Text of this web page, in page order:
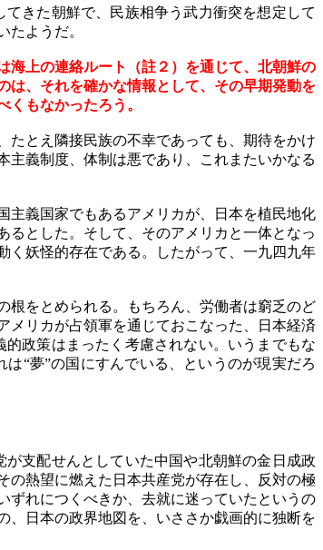
きた朝鮮で、民族相争う武力衝突を想定して
たようだ。
海上の連絡ルート（註２）を通じて、北朝鮮の
、それを確かな情報として、その早期発動を
もなかったろう。
とえ隣接民族の不幸であっても、期待をかけ
主義制度、体制は悪であり、これまたいかなる
義国家でもあるアメリカが、日本を植民地化
るとした。そして、そのアメリカと一体となっ
く妖怪的存在である。したがって、一九四九年
をとめられる。もちろん、労働者は窮乏のど
リカが占領軍を通じておこなった、日本経済
政策はまったく考慮されない。いうまでもな
“夢”の国にすんでいる、というのが現実だろ
支配せんとしていた中国や北朝鮮の金日成政
の熱望に燃えた日本共産党が存在し、反対の極
ずれにつくべきか、去就に迷っていたというの
、日本の政界地図を、いささか戯画的に独断を